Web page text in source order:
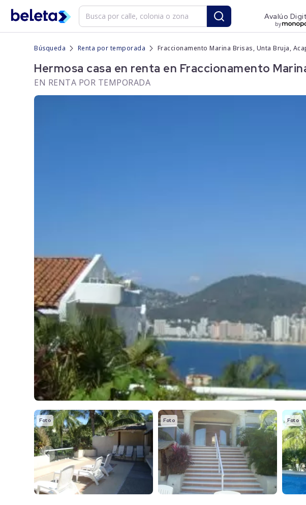
Avalúo
by
Búsqueda Renta por temporada Fraccionamento Marina Brisas, Unta Bruja,
Hermosa casa en renta en Fraccionamento
EN RENTA POR TEMPORADA
Foto Foto Foto